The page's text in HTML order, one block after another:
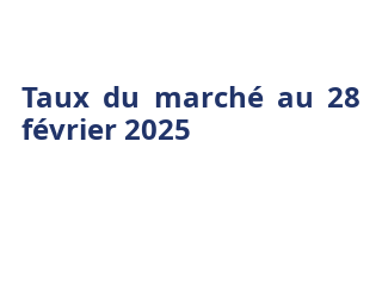
Taux du marché au 28
février 2025